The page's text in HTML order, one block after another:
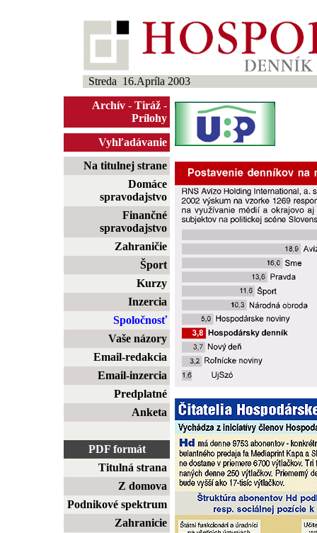
Streda 16.Apríla 2003
Archív - Tiráž -
Prílohy
Vyhľadávanie
Na titulnej strane
Domáce
spravodajstvo
Finančné
spravodajstvo
Zahraničie
Šport
Kurzy
Inzercia
Spoločnosť
Vaše názory
Email-redakcia
Email-inzercia
Predplatné
Anketa
PDF formát
Titulná strana
Z domova
Podnikové spektrum
Zahranicie